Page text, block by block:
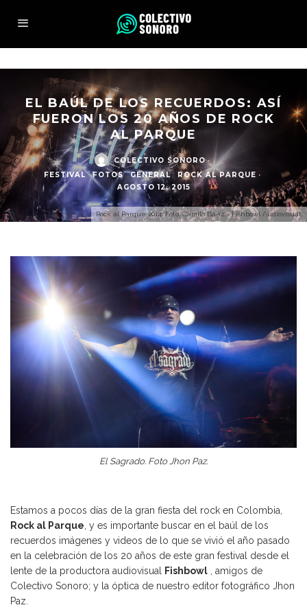
Rock al Parque 2014. Foto: Camilo Baéz - Fishbowl Audiovisual.
EL BAÚL DE LOS RECUERDOS: ASÍ
FUERON LOS 20 AÑOS DE ROCK
AL PARQUE
COLECTIVO SONORO ·
FESTIVAL
FOTOS GENERAL ROCK AL PARQUE ·
AGOSTO 12, 2015
El Sagrado. Foto Jhon Paz.
Estamos a pocos días de la gran fiesta del rock en Colombia,
Rock al Parque , y es importante buscar en el baúl de los
recuerdos imágenes y videos de lo que se vivió el año pasado
en la celebración de los 20 años de este gran festival desde el
lente de la productora audiovisual
Fishbowl , amigos de
Colectivo Sonoro; y la óptica de nuestro editor fotográfico Jhon
Paz.